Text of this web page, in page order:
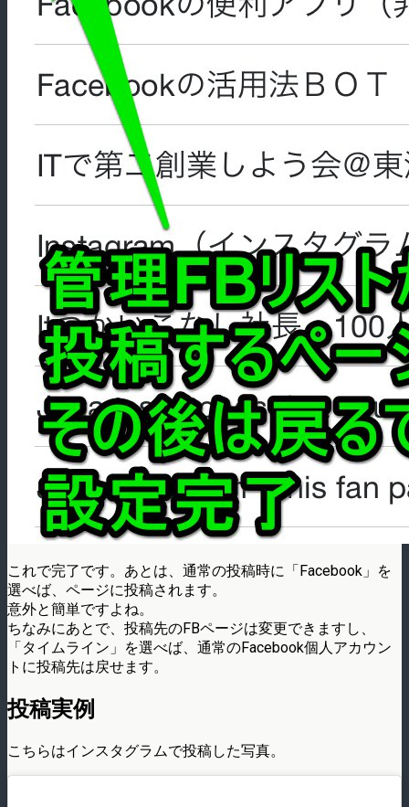
これで完了です。あとは、通常の投稿時に「Facebook」を
選べば、ページに投稿されます。
意外と簡単ですよね。
ちなみにあとで、投稿先のFBページは変更できますし、
「タイムライン」を選べば、通常のFacebook個人アカウン
トに投稿先は戻せます。
投稿実例
こちらはインスタグラムで投稿した写真。